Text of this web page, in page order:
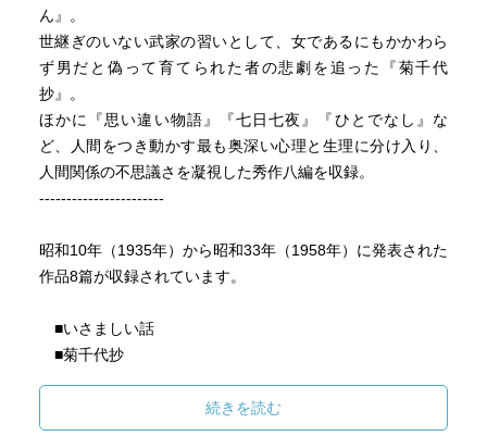
ん』。
世継ぎのいない武家の習いとして、女であるにもかかわら
ず男だと偽って育てられた者の悲劇を追った『菊千代
抄』。
ほかに『思い違い物語』『七日七夜』『ひとでなし』な
ど、人間をつき動かす最も奥深い心理と生理に分け入り、
人間関係の不思議さを凝視した秀作八編を収録。
-----------------------
昭和10年（1935年）から昭和33年（1958年）に発表された
作品8篇が収録されています。
■いさましい話
■菊千代抄
続きを読む